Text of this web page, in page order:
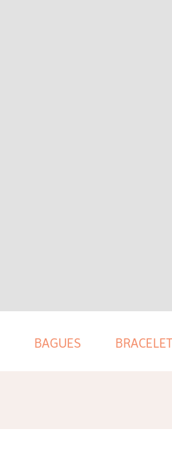
BAGUES